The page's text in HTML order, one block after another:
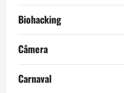
Biohacking
Câmera
Carnaval